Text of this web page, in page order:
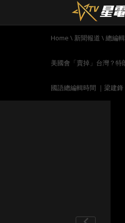
Home \ 新聞報道 \總編
美國會「賣掉」台灣？特
國語總編輯時間 ｜梁建